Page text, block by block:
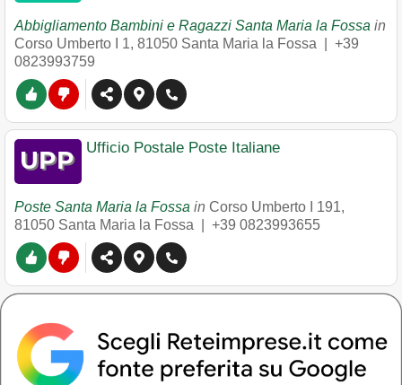
Abbigliamento Bambini e Ragazzi Santa Maria la Fossa in
Corso Umberto I 1, 81050 Santa Maria la Fossa
+39
0823993759
Ufficio Postale Poste Italiane
Poste Santa Maria la Fossa in Corso Umberto I 191,
81050 Santa Maria la Fossa +39 0823993655